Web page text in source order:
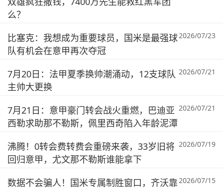
么？
比塞克：我想成为重要球员，国米是最强球
队有机会在意甲再次夺冠
2026/07/23
7月20日：法甲夏季换帅潮涌动，12支球队
主帅大更换
2026/07/21
7月21日：意甲豪门转会战火重燃，巴迪亚
西勒求助那不勒斯，佩里西奇陷入年龄泥潭
2026/07/21
沸腾！0转会费转费会重磅来袭，33岁旧将
回归意甲，尤文那不勒斯谁能拿下
2026/07/19
数据不会骗人！国米专属制胜窗口，齐沃靠2026/07/15